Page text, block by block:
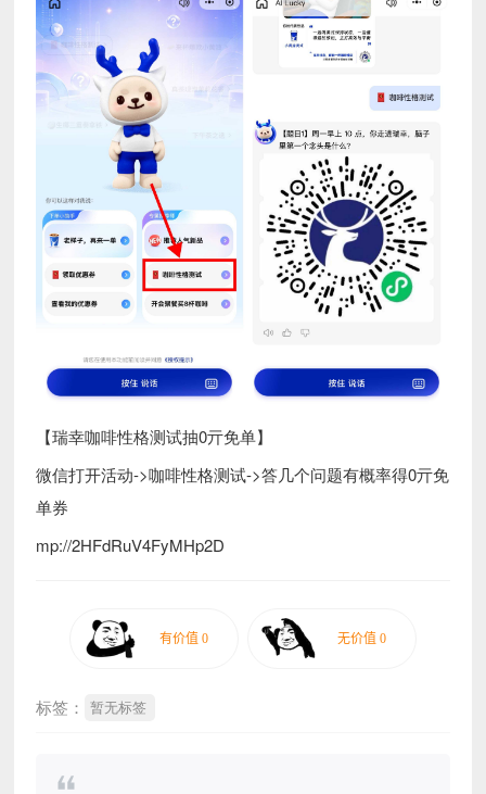
【瑞幸咖啡性格测试抽0亓免单】
微信打开活动->咖啡性格测试->答几个问题有概率得0亓免
单券
mp://2HFdRuV4FyMHp2D
标签： 暂无标签